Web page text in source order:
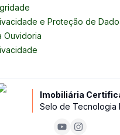
e Proteção de
Ouvidoria
Imobiliária
Selo de Tecnologia